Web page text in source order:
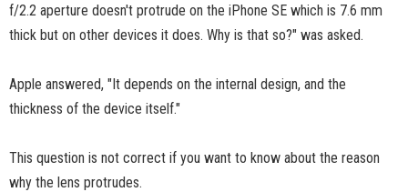
f/2.2 aperture doesn't protrude on the iPhone SE which is 7.6 mm
thick but on other devices it does. Why is that so?" was asked.
Apple answered, "It depends on the internal design, and the
thickness of the device itself."
This question is not correct if you want to know about the reason
why the lens protrudes.